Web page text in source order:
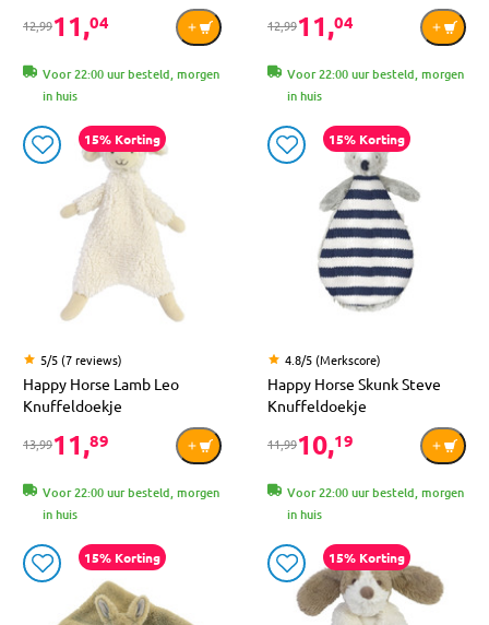
12,9911,04
Voor 22:00 uur besteld, morgen
in huis
12,9911,04
Voor 22:00 uur besteld, morgen
in huis
15% Korting
5/5 (7 reviews)
Happy Horse Lamb Leo
Knuffeldoekje
13,9911,89
Voor 22:00 uur besteld, morgen
in huis
15% Korting
4.8/5 (Merkscore)
Happy Horse Skunk Steve
Knuffeldoekje
11,9910,19
Voor 22:00 uur besteld, morgen
in huis
15% Korting 15% Korting